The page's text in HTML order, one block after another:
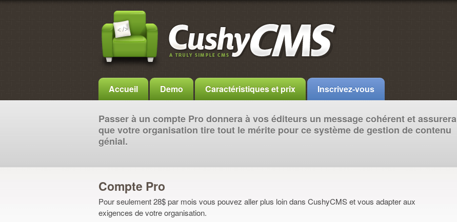
Accueil Demo Caractéristiques et prix Inscrivez-vous
Passer à un compte Pro donnera à vos éditeurs un message cohérent et assurera
que votre organisation tire tout le mérite pour ce système de gestion de contenu
génial.
Compte Pro
Pour seulement 28$ par mois vous pouvez aller plus loin dans CushyCMS et vous adapter aux
exigences de votre organisation.